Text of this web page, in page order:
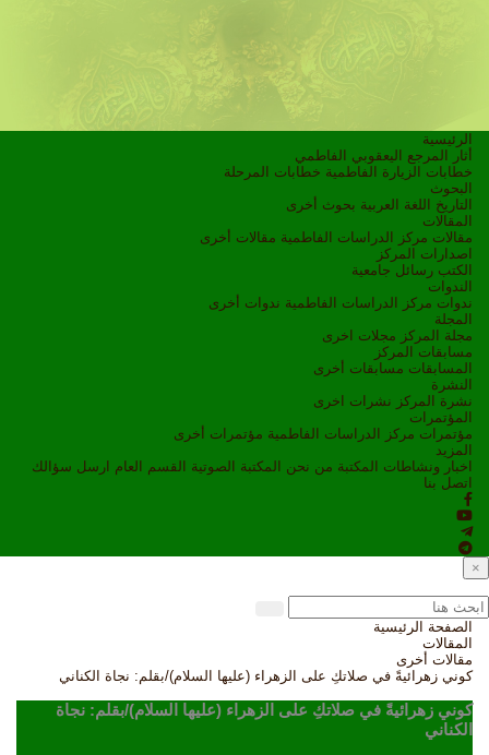
الرئيسية
أثار المرجع اليعقوبي الفاطمي
خطابات الزيارة الفاطمية خطابات المرحلة
البحوث
التاريخ
اللغة العربية بحوث أخرى
المقالات
مقالات مركز الدراسات الفاطمية مقالات أخرى
اصدارات المركز
الكتب رسائل جامعية
الندوات
ندوات مركز الدراسات الفاطمية ندوات أخرى
المجلة
مجلة المركز مجلات اخرى
مسابقات المركز
المسابقات مسابقات أخرى
النشرة
نشرة المركز نشرات اخرى
المؤتمرات
مؤتمرات مركز الدراسات الفاطمية مؤتمرات أخرى
المزيد
اخبار ونشاطات
المكتبة من نحن المكتبة الصوتية القسم العام ارسل سؤالك
اتصل بنا
×
الصفحة الرئيسية
المقالات
مقالات أخرى
كوني زهرائيةً في صلاتكِ على الزهراء (عليها السلام)/بقلم: نجاة الكناني
كوني زهرائيةً في صلاتكِ على الزهراء (عليها السلام)/بقلم: نجاة
الكناني